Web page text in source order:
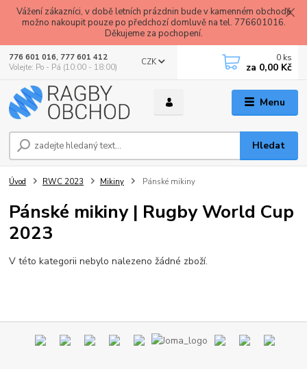
Vážení zákazníci, v době letních prázdnin bude v kamenném obchodě
možno nakoupit pouze po předchozí domluvě na tel. 776601016.
Děkujeme za pochopení.
Menu
CZK
Hledat
776 601 016, 777 601 412
Volejte: Po - Pá (10:00 - 18:00)
0 ks
za 0,00 Kč
Úvod RWC 2023 Mikiny Pánské mikiny
Pánské mikiny | Rugby World Cup
2023
V této kategorii nebylo nalezeno žádné zboží.